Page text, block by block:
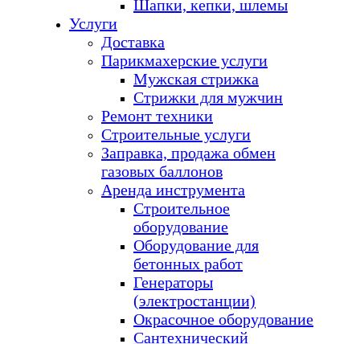
Шапки, кепки, шлемы
Услуги
Доставка
Парикмахерские услуги
Мужская стрижка
Стрижки для мужчин
Ремонт техники
Строительные услуги
Заправка, продажа обмен
газовых баллонов
Аренда инструмента
Строительное
оборудование
Оборудование для
бетонных работ
Генераторы
(электростанции)
Окрасочное оборудование
Сантехнический